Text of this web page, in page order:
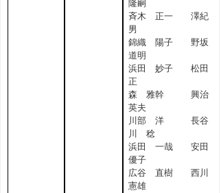
隆嗣
斉木 正一 澤紀
男
錦織 陽子 野坂
道明
浜田 妙子 松田
正
森 雅幹 興治
英夫
川部 洋 長谷
川 稔
浜田 一哉 安田
優子
広谷 直樹 西川
憲雄